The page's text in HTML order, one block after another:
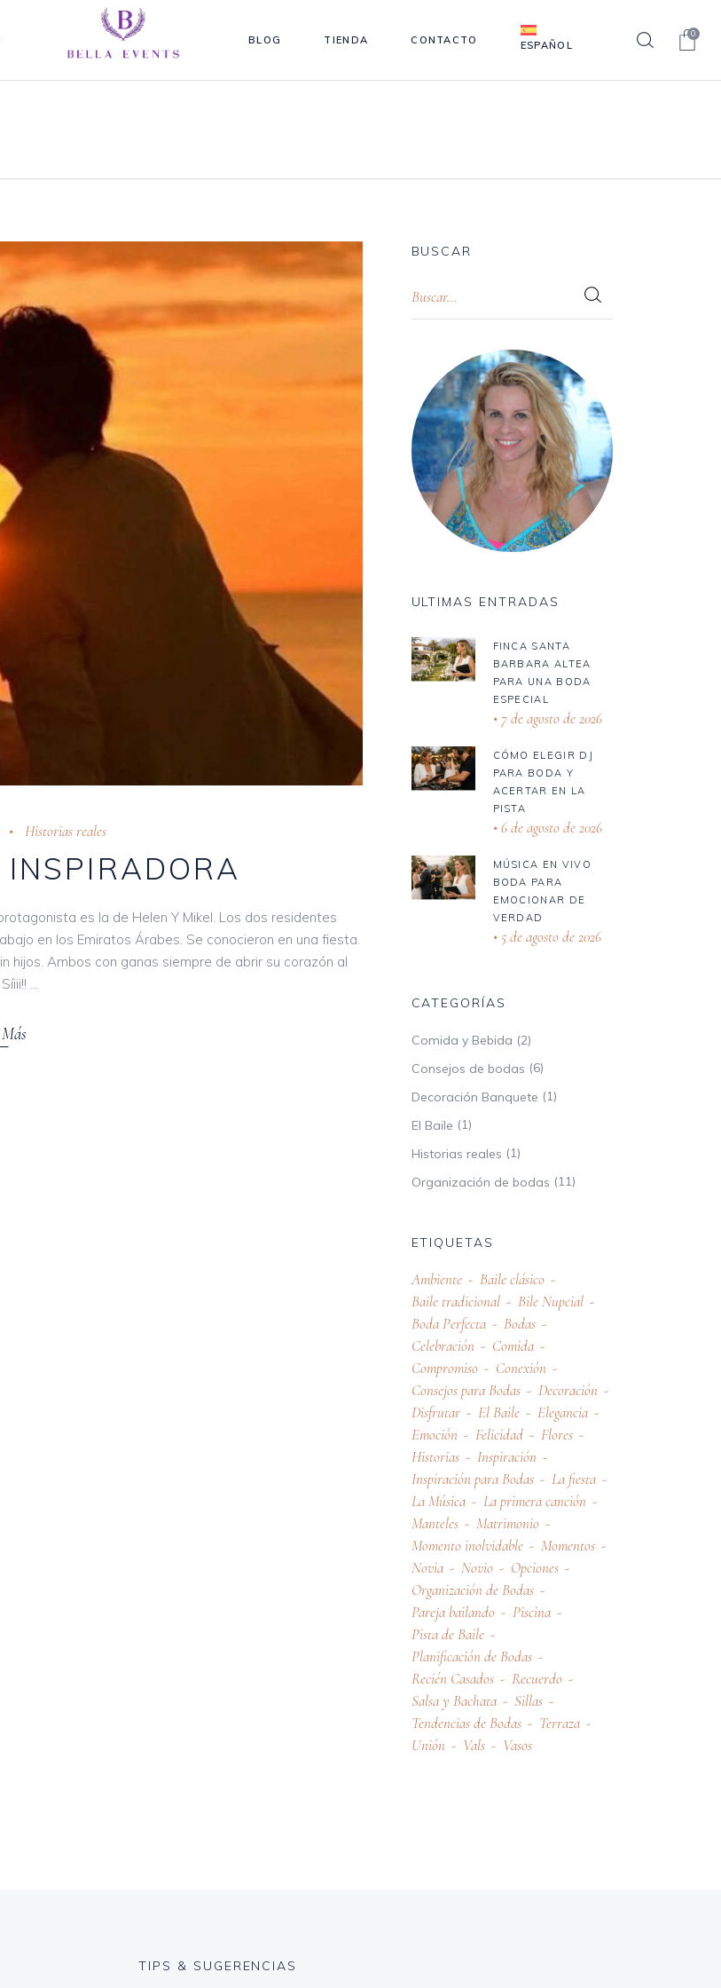
BLOG TIENDA CONTACTO ESPAÑOL
0
Historias reales
es la de Helen Y Mikel. Los dos residentes
en los Emiratos Árabes. Se conocieron en una fiesta.
hijos. Ambos con ganas siempre de abrir su corazón al
BUSCAR
ULTIMAS ENTRADAS
FINCA SANTA
BARBARA ALTEA
PARA UNA BODA
ESPECIAL
7 de agosto de 2026
CÓMO ELEGIR DJ
PARA BODA Y
ACERTAR EN LA
PISTA
6 de agosto de 2026
MÚSICA EN VIVO
BODA PARA
EMOCIONAR DE
VERDAD
5 de agosto de 2026
CATEGORÍAS
Comida y Bebida (2)
Consejos de bodas (6)
Decoración Banquete (1)
El Baile (1)
Historias reales (1)
Organización de bodas (11)
ETIQUETAS
Ambiente
Baile clásico
Baile tradicional
Bile Nupcial
Boda Perfecta
Bodas
Celebración
Comida
Compromiso
Conexión
Consejos para Bodas
Decoración
Disfrutar
El Baile
Elegancia
Emoción
Felicidad
Flores
Historias
Inspiración
Inspiración para Bodas
La fiesta
La Música
La primera canción
Manteles
Matrimonio
Momento inolvidable
Momentos
Novia
Novio
Opciones
Organización de Bodas
Pareja bailando
Piscina
Pista de Baile
Planificación de Bodas
Recién Casados
Recuerdo
Salsa y Bachata
Sillas
Tendencias de Bodas
Terraza
Unión
Vals Vasos
TIPS & SUGERENCIAS